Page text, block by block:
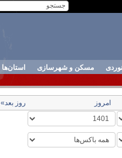
مسکن و شهرسازی استان‌ها
امروز روز بعد»